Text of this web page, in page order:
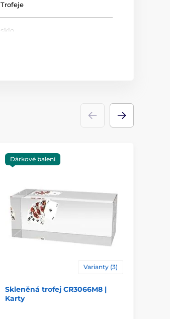
Trofeje
sklo
Dárkové balení
Varianty (3)
Skleněná trofej CR3066M8 |
Karty